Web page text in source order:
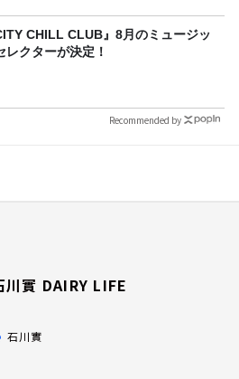
CHILL CLUB』8月のミュージッ
レクターが決定！
Recommended by
川實 DAIRY LIFE
石川實